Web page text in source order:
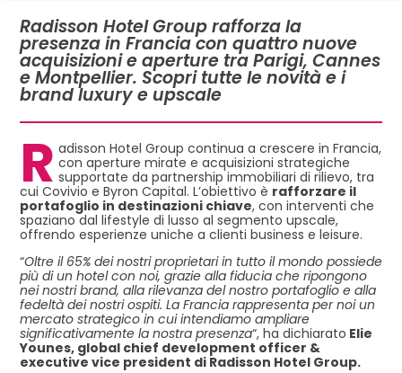
Radisson Hotel Group rafforza la
presenza in Francia con quattro nuove
acquisizioni e aperture tra Parigi, Cannes
e Montpellier. Scopri tutte le novità e i
brand luxury e upscale
R adisson Hotel Group continua a crescere in Francia,
con aperture mirate e acquisizioni strategiche
supportate da partnership immobiliari di rilievo, tra
cui Covivio e Byron Capital. L’obiettivo è rafforzare il
portafoglio in destinazioni chiave, con interventi che
spaziano dal lifestyle di lusso al segmento upscale,
offrendo esperienze uniche a clienti business e leisure.
“Oltre il 65% dei nostri proprietari in tutto il mondo possiede
più di un hotel con noi, grazie alla fiducia che ripongono
nei nostri brand, alla rilevanza del nostro portafoglio e alla
fedeltà dei nostri ospiti. La Francia rappresenta per noi un
mercato strategico in cui intendiamo ampliare
significativamente la nostra presenza“, ha dichiarato Elie
Younes, global chief development officer &
executive vice president di Radisson Hotel Group.